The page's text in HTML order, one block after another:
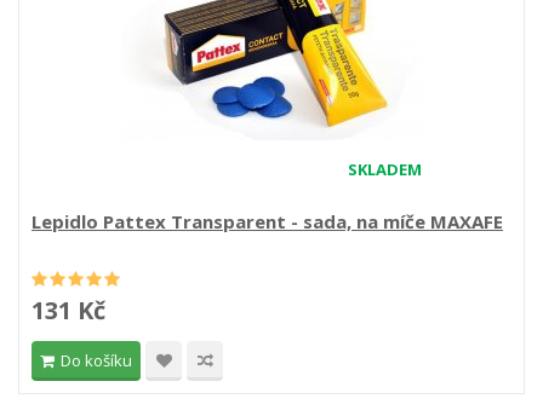
SKLADEM
Lepidlo Pattex Transparent - sada, na míče MAXAFE
131 Kč
Do košíku